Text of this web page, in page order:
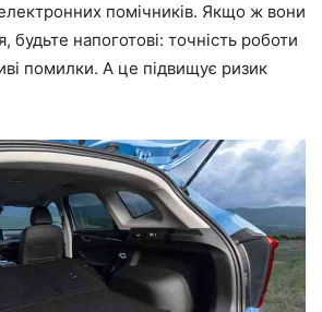
помічників. Якщо ж вони
будьте напоготові: точність роботи
помилки. А це підвищує ризик